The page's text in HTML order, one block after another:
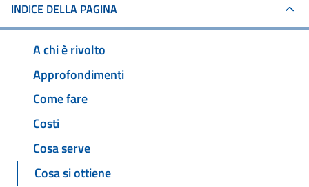
INDICE DELLA PAGINA
A chi è rivolto
Approfondimenti
Come fare
Costi
Cosa serve
Cosa si ottiene